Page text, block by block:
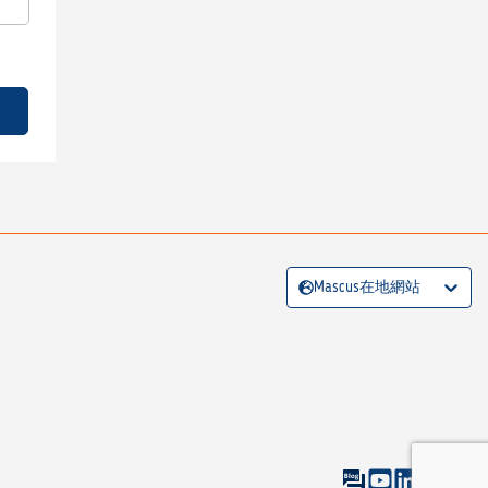
Mascus在地網站